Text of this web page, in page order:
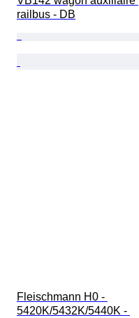
railbus - DB
Fleischmann H0 -
5420K/5432K/5440K -